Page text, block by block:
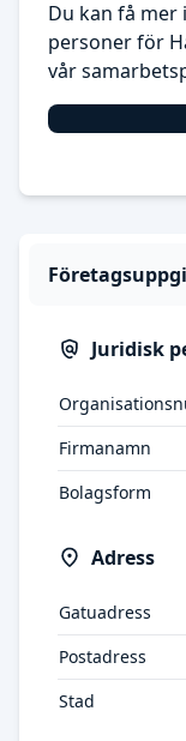
Du kan få
personer för
vår
Juridisk
Firmanamn
Bolagsform
Adress
Gatuadress
Postadress
Stad